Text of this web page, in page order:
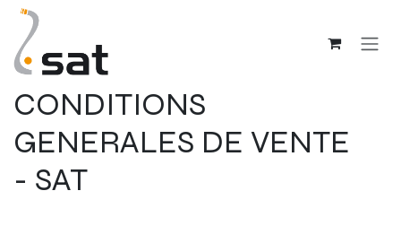
Se rendre au contenu
CONDITIONS
GENERALES DE VENTE
- SAT